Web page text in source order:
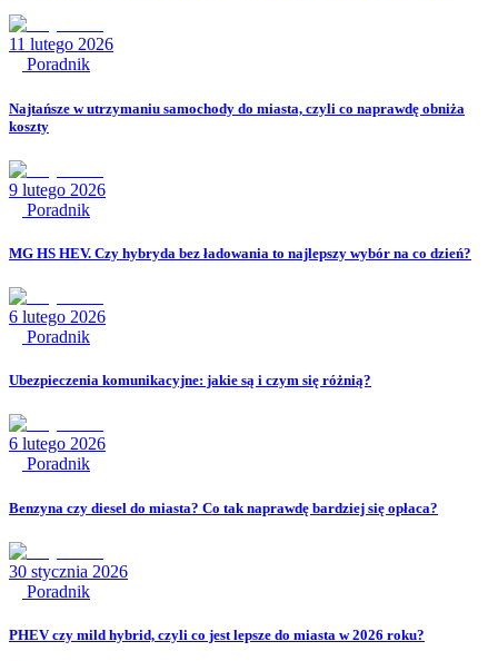
11 lutego 2026
Poradnik
Najtańsze w utrzymaniu samochody do miasta, czyli co naprawdę obniża
koszty
9 lutego 2026
Poradnik
MG HS HEV. Czy hybryda bez ładowania to najlepszy wybór na co dzień?
6 lutego 2026
Poradnik
Ubezpieczenia komunikacyjne: jakie są i czym się różnią?
6 lutego 2026
Poradnik
Benzyna czy diesel do miasta? Co tak naprawdę bardziej się opłaca?
30 stycznia 2026
Poradnik
PHEV czy mild hybrid, czyli co jest lepsze do miasta w 2026 roku?